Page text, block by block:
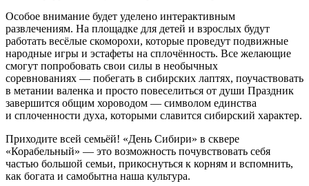
Особое внимание будет уделено интерактивным
развлечениям. На площадке для детей и взрослых будут
работать весёлые скоморохи, которые проведут подвижные
народные игры и эстафеты на сплочённость. Все желающие
смогут попробовать свои силы в необычных
соревнованиях — побегать в сибирских лаптях, поучаствовать
в метании валенка и просто повеселиться от души Праздник
завершится общим хороводом — символом единства
и сплоченности духа, которыми славится сибирский характер.
Приходите всей семьёй! «День Сибири» в сквере
«Корабельный» — это возможность почувствовать себя
частью большой семьи, прикоснуться к корням и вспомнить,
как богата и самобытна наша культура.